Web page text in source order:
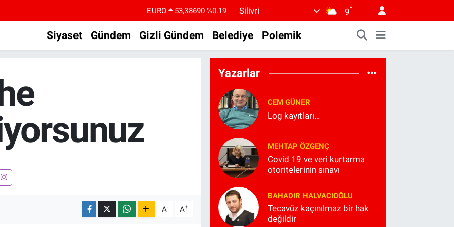
EURO 53,38690 %0.19
STERLİN
61,60380
%0.18
%0.02
Silivri 9°
Siyaset Gündem Gizli Gündem Belediye Polemik
A- A+
Yazarlar
CEM GÜNER
Log kayıtları…
MEHTAP ÖZGENÇ
Covid 19 ve veri kurtarma
otoritelerinin sınavı
BAHADIR HALVACIOĞLU
Tecavüz kaçınılmaz bir hak
değildir